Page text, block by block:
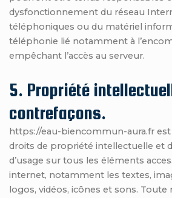
dysfonctionnement du réseau
téléphoniques ou du matériel
téléphonie lié notamment à
empêchant l’accès au serveur.
5. Propriété
contrefaçons.
https://eau-biencommun-aura.fr
droits de propriété intellectuelle et
d’usage sur tous les éléments
internet, notamment les textes,
logos, vidéos, icônes et sons.